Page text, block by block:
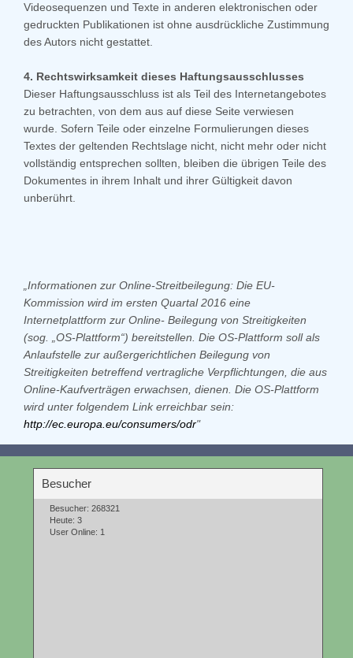
Videosequenzen und Texte in anderen elektronischen oder
gedruckten Publikationen ist ohne ausdrückliche Zustimmung
des Autors nicht gestattet.
4. Rechtswirksamkeit dieses Haftungsausschlusses
Dieser Haftungsausschluss ist als Teil des Internetangebotes
zu betrachten, von dem aus auf diese Seite verwiesen
wurde. Sofern Teile oder einzelne Formulierungen dieses
Textes der geltenden Rechtslage nicht, nicht mehr oder nicht
vollständig entsprechen sollten, bleiben die übrigen Teile des
Dokumentes in ihrem Inhalt und ihrer Gültigkeit davon
unberührt.
„Informationen zur Online-Streitbeilegung: Die EU-
Kommission wird im ersten Quartal 2016 eine
Internetplattform zur Online- Beilegung von Streitigkeiten
(sog. „OS-Plattform“) bereitstellen. Die OS-Plattform soll als
Anlaufstelle zur außergerichtlichen Beilegung von
Streitigkeiten betreffend vertragliche Verpflichtungen, die aus
Online-Kaufverträgen erwachsen, dienen. Die OS-Plattform
wird unter folgendem Link erreichbar sein:
http://ec.europa.eu/consumers/odr"
Besucher
Besucher: 268321
Heute: 3
User Online: 1